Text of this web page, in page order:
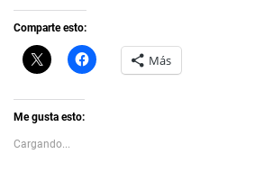
Comparte esto:
C
l
k
t
s
h
H
a Más
Me gusta esto:
Cargando...